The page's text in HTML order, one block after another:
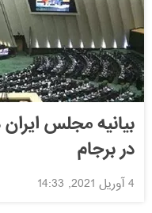
بیانیه مجلس
در برجام
4 آوریل 2021, 14:33